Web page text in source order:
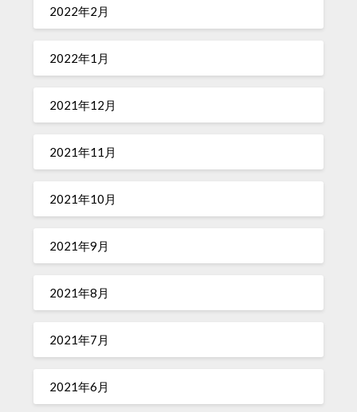
2022年2月
2022年1月
2021年12月
2021年11月
2021年10月
2021年9月
2021年8月
2021年7月
2021年6月